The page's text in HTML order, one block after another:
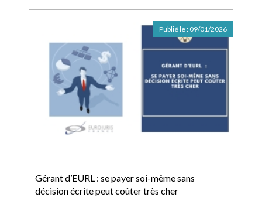
Gérant d’EURL : se payer soi-même sans
décision écrite peut coûter très cher
Publié le : 09/01/2026